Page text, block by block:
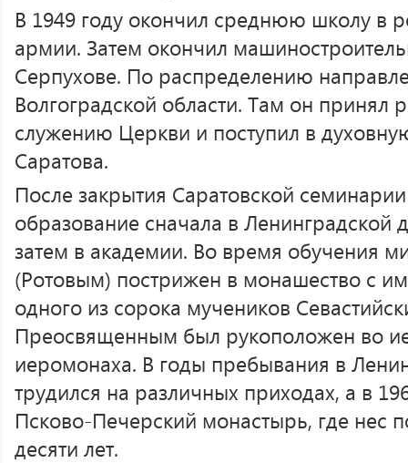
В 1949 году окончил среднюю школу в
армии. Затем окончил
Серпухове. По распределению
Волгоградской области. Там он принял
служению Церкви и поступил в
Саратова.
После закрытия Саратовской
образование сначала в Ленинградской
затем в академии. Во время обучения
(Ротовым) пострижен в монашество с
одного из сорока мучеников
Преосвященным был рукоположен во
иеромонаха. В годы пребывания в
трудился на различных приходах, а в
Псково-Печерский монастырь, где нес
десяти лет.